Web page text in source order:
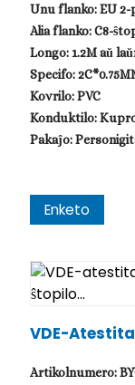
Unu flanko: EU
Alia flanko: C8-
Longo: 1.2M aŭ
Specifo:
Kovrilo: PVC
Konduktilo:
Pakaĵo:
Enketo
VDE-Atestita
Artikolnumero: